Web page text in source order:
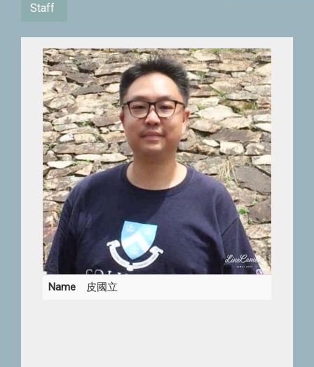
Staff
Name 皮國立